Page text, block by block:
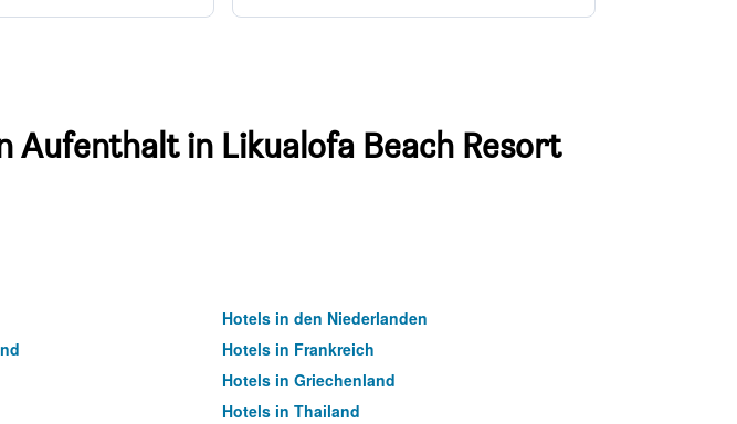
Aufenthalt in Likualofa Beach Resort
Hotels in den Niederlanden
Hotels in Frankreich
Hotels in Griechenland
Hotels in Thailand